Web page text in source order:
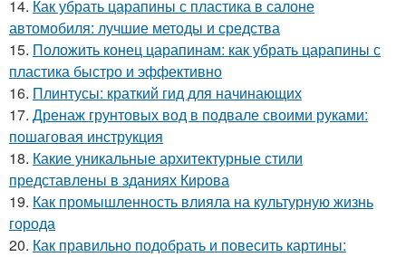
14. Как убрать царапины с пластика в салоне
автомобиля: лучшие методы и средства
15. Положить конец царапинам: как убрать царапины с
пластика быстро и эффективно
16. Плинтусы: краткий гид для начинающих
17. Дренаж грунтовых вод в подвале своими руками:
пошаговая инструкция
18. Какие уникальные архитектурные стили
представлены в зданиях Кирова
19. Как промышленность влияла на культурную жизнь
города
20. Как правильно подобрать и повесить картины: